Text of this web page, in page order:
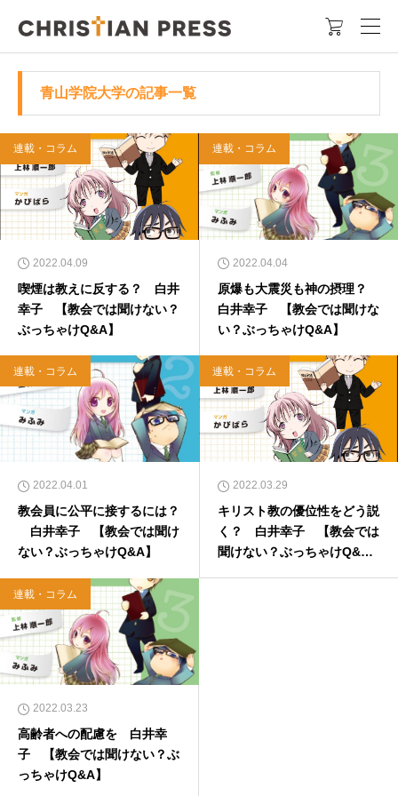

青山学院大学の記事一覧
連載・コラム
2022.04.09
喫煙は教えに反する？ 白井
幸子 【教会では聞けない？
ぶっちゃけQ&A】
連載・コラム
2022.04.04
原爆も大震災も神の摂理？
白井幸子 【教会では聞けな
い？ぶっちゃけQ&A】
連載・コラム
2022.04.01
教会員に公平に接するには？
白井幸子 【教会では聞け
ない？ぶっちゃけQ&A】
連載・コラム
2022.03.29
キリスト教の優位性をどう説
く？ 白井幸子 【教会では
聞けない？ぶっちゃけQ&
連載・コラム
2022.03.23
高齢者への配慮を 白井幸
子 【教会では聞けない？ぶ
っちゃけQ&A】